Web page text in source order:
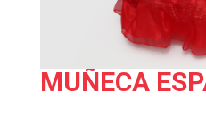
MUÑECA